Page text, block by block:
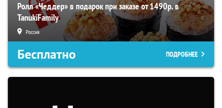
Ролл «Чеддер» в подарок при заказе от 1490р. в
TanukiFamily
Россия
Бесплатно ПОДРОБНЕЕ